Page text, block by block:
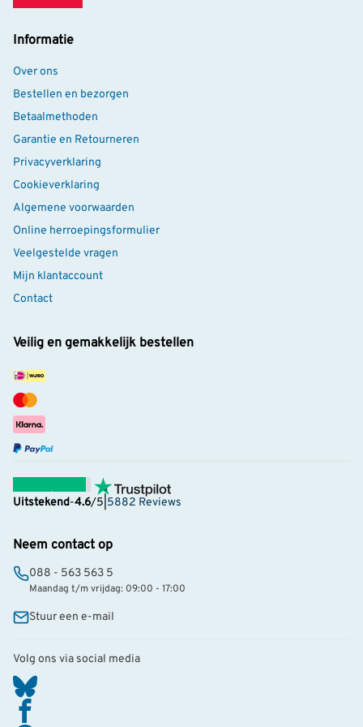
biologische tuinplanten worden buiten of in de koude kas
Informatie
Over ons
Bestellen en bezorgen
Betaalmethoden
Garantie en Retourneren
Privacyverklaring
Cookieverklaring
Algemene voorwaarden
Online herroepingsformulier
Veelgestelde vragen
Mijn klantaccount
Contact
Veilig en gemakkelijk bestellen
Uitstekend-4.6/5 5882 Reviews
Neem contact op
088 - 563 563 5
Maandag t/m vrijdag: 09:00 - 17:00
Stuur een e-mail
Volg ons via social media